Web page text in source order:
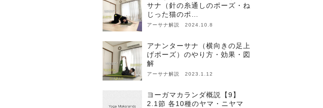
サナ（針の糸通しのポーズ・ね
じった猫のポ…
アーサナ解説 2024.10.8
アナンターサナ（横向きの足上
げポーズ）のやり方・効果・図
解
アーサナ解説 2023.1.12
ヨーガマカランダ概説【9】
2.1節 各10種のヤマ・ニヤマ